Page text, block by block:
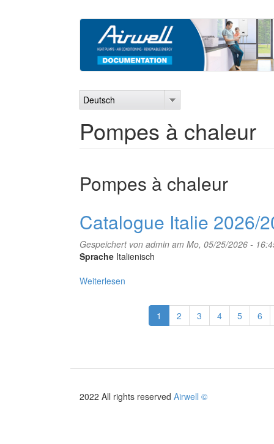
Deutsch
Pompes à chaleur
Pompes à chaleur
Catalogue Italie 2026/
Gespeichert von admin am Mo, 05/25/2026 -
Sprache Italienisch
Weiterlesen
2026/2027
1 2 3 4 5 6
2022 All rights reserved Airwell ©